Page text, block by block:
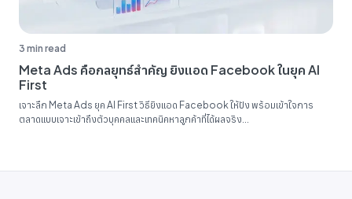
3 min read
Meta Ads คือกลยุทธ์สำคัญ ยิงแอด Facebook ในยุค AI
First
เจาะลึก Meta Ads ยุค AI First วิธียิงแอด Facebook ให้ปัง พร้อมเข้าใจการ
ตลาดแบบเจาะเข้าถึงตัวบุคคลและเทคนิคหาลูกค้าที่ได้ผลจริง...